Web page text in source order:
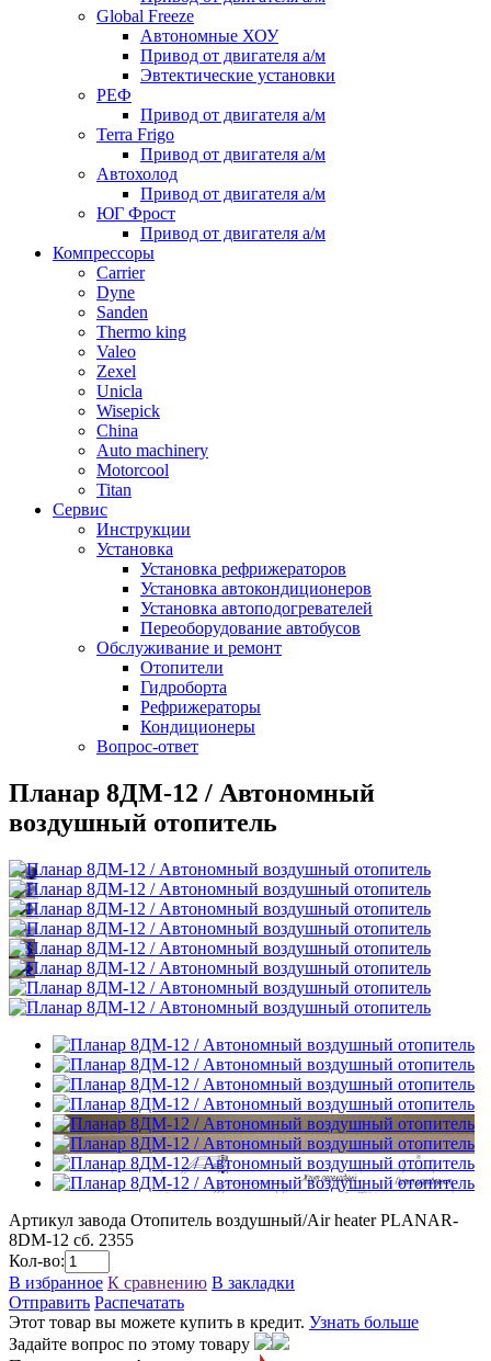
Global Freeze
Автономные ХОУ
Привод от двигателя а/м
Эвтектические установки
РЕФ
Привод от двигателя а/м
Terra Frigo
Привод от двигателя а/м
Автохолод
Привод от двигателя а/м
ЮГ Фрост
Привод от двигателя а/м
Компрессоры
Carrier
Dyne
Sanden
Thermo king
Valeo
Zexel
Unicla
Wisepick
China
Auto machinery
Motorcool
Titan
Сервис
Инструкции
Установка
Установка рефрижераторов
Установка автокондиционеров
Установка автоподогревателей
Переоборудование автобусов
Обслуживание и ремонт
Отопители
Гидроборта
Рефрижераторы
Кондиционеры
Вопрос-ответ
Планар 8ДМ-12 / Автономный
воздушный отопитель
Артикул завода Отопитель воздушный/Air heater PLANAR-
8DM-12 сб. 2355
Кол-во:
В избранное К сравнению В закладки
Отправить Распечатать
Этот товар вы можете купить в кредит. Узнать больше
Задайте вопрос по этому товару